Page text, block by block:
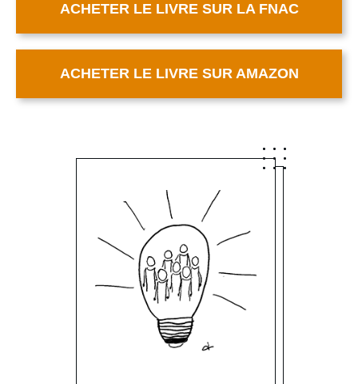
ACHETER LE LIVRE SUR LA FNAC
ACHETER LE LIVRE SUR AMAZON